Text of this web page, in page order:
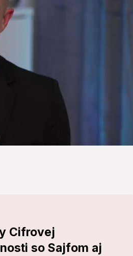
Cifrovej
so Sajfom aj